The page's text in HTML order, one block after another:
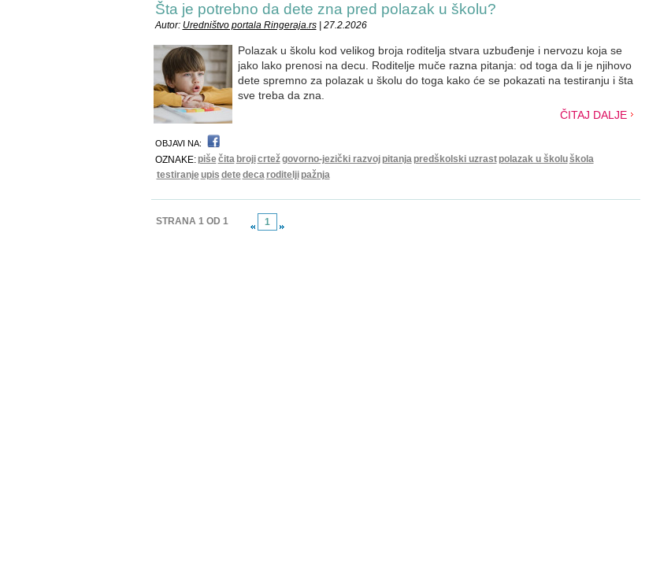
Šta je potrebno da dete zna pred polazak u školu?
Autor: Uredništvo portala Ringeraja.rs| 27.2.2026
Polazak u školu kod velikog broja roditelja stvara uzbuđenje i nervozu koja se
jako lako prenosi na decu. Roditelje muče razna pitanja: od toga da li je njihovo
dete spremno za polazak u školu do toga kako će se pokazati na testiranju i šta
sve treba da zna.
ČITAJ DALJE
OBJAVI NA:
OZNAKE: pišečita brojicrtežgovorno-jezički razvoj pitanja predškolski uzrast polazak u školuškola
testiranjeupis detedeca roditelji pažnja
STRANA 1 OD 1 1